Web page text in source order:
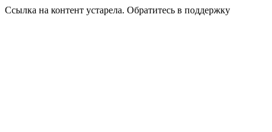
Ссылка на контент устарела. Обратитесь в поддержку